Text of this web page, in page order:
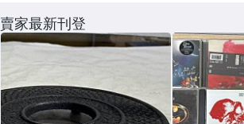
賣家最新刊登